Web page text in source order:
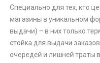
Специально для тех, кто
магазины в уникальном
выдачи) – в них только
стойка для выдачи
очередей и лишней траты